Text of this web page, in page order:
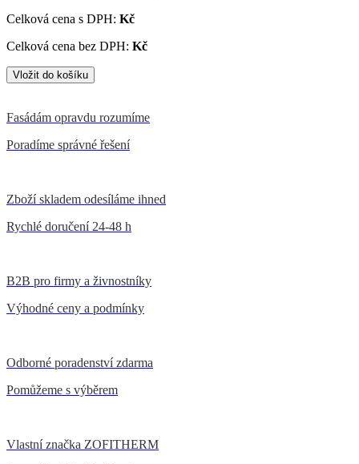
Celková cena s DPH: Kč
Celková cena bez DPH: Kč
Fasádám opravdu rozumíme
Poradíme správné řešení
Zboží skladem odesíláme ihned
Rychlé doručení 24-48 h
B2B pro firmy a živnostníky
Výhodné ceny a podmínky
Odborné poradenství zdarma
Pomůžeme s výběrem
Vlastní značka ZOFITHERM